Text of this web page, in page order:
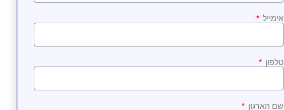
אימייל
טלפון
שם הארגון